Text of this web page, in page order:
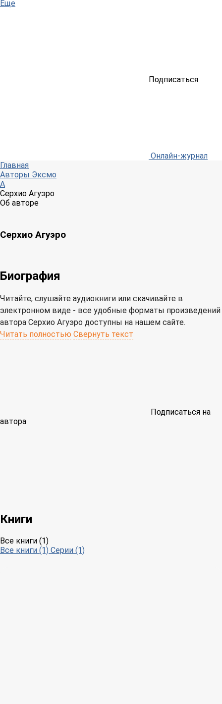
Еще
Подписаться
Онлайн-журнал
Главная
Авторы Эксмо
А
Серхио Агуэро
Об авторе
Серхио Агуэро
Биография
Читайте, слушайте аудиокниги или скачивайте в
электронном виде - все удобные форматы произведений
автора Серхио Агуэро доступны на нашем сайте.
Читать полностью Свернуть текст
Подписаться на
автора
Книги
Все книги (1)
Все книги (1) Серии (1)